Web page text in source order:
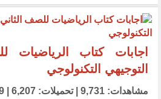
اجابات كتاب الرياضيات
التوجيهي التكنولوجي
مشاهدات: 9,731 | تحميلات: 6,207 | 13/03/2019 07:27 pm